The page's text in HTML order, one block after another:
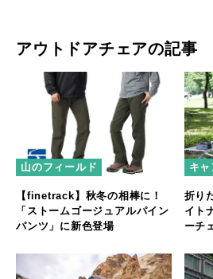
アウトドアチェアの記事
山のフィールド
【finetrack】秋冬の相棒に！
「ストームゴージュアルパイン
パンツ」に新色登場
キ
折り
イト
ーチ